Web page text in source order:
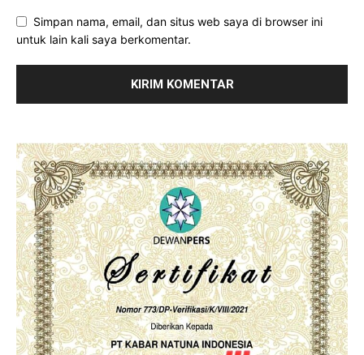
Simpan nama, email, dan situs web saya di browser ini
untuk lain kali saya berkomentar.